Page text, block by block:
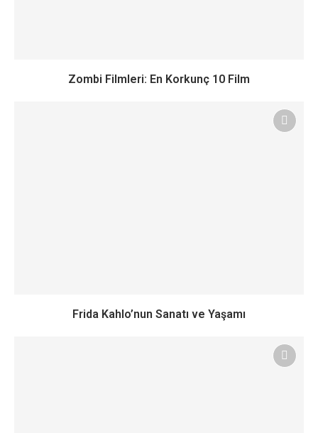
Zombi Filmleri: En Korkunç 10 Film
Frida Kahlo’nun Sanatı ve Yaşamı